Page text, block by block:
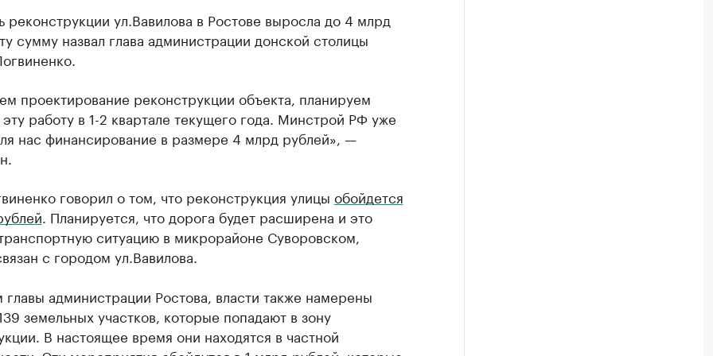
реконструкции ул.Вавилова в Ростове выросла до 4 млрд
сумму назвал глава администрации донской столицы
проектирование реконструкции объекта, планируем
эту работу в 1-2 квартале текущего года. Минстрой РФ уже
нас финансирование в размере 4 млрд рублей», —
говорил о том, что реконструкция улицы обойдется
. Планируется, что дорога будет расширена и это
ситуацию в микрорайоне Суворовском,
с городом ул.Вавилова.
администрации Ростова, власти также намерены
земельных участков, которые попадают в зону
В настоящее время они находятся в частной